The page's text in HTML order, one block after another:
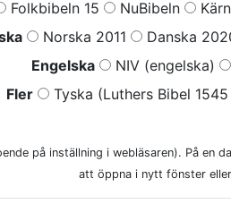
Folkbibeln 15 NuBibeln
Norska 2011 Danska
Engelska
NIV (engelska)
Fler
Tyska (Luthers Bibel 1545
på inställning i webläsaren). På en
att öppna i nytt fönster